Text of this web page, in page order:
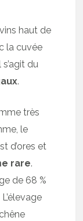
haut de
la cuvée
s’agit du
.
très
le
d’ores et
rare.
de 68 %